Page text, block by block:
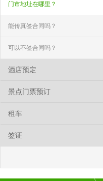
门市地址在哪里？
能传真签合同吗？
可以不签合同吗？
酒店预定
景点门票预订
租车
签证